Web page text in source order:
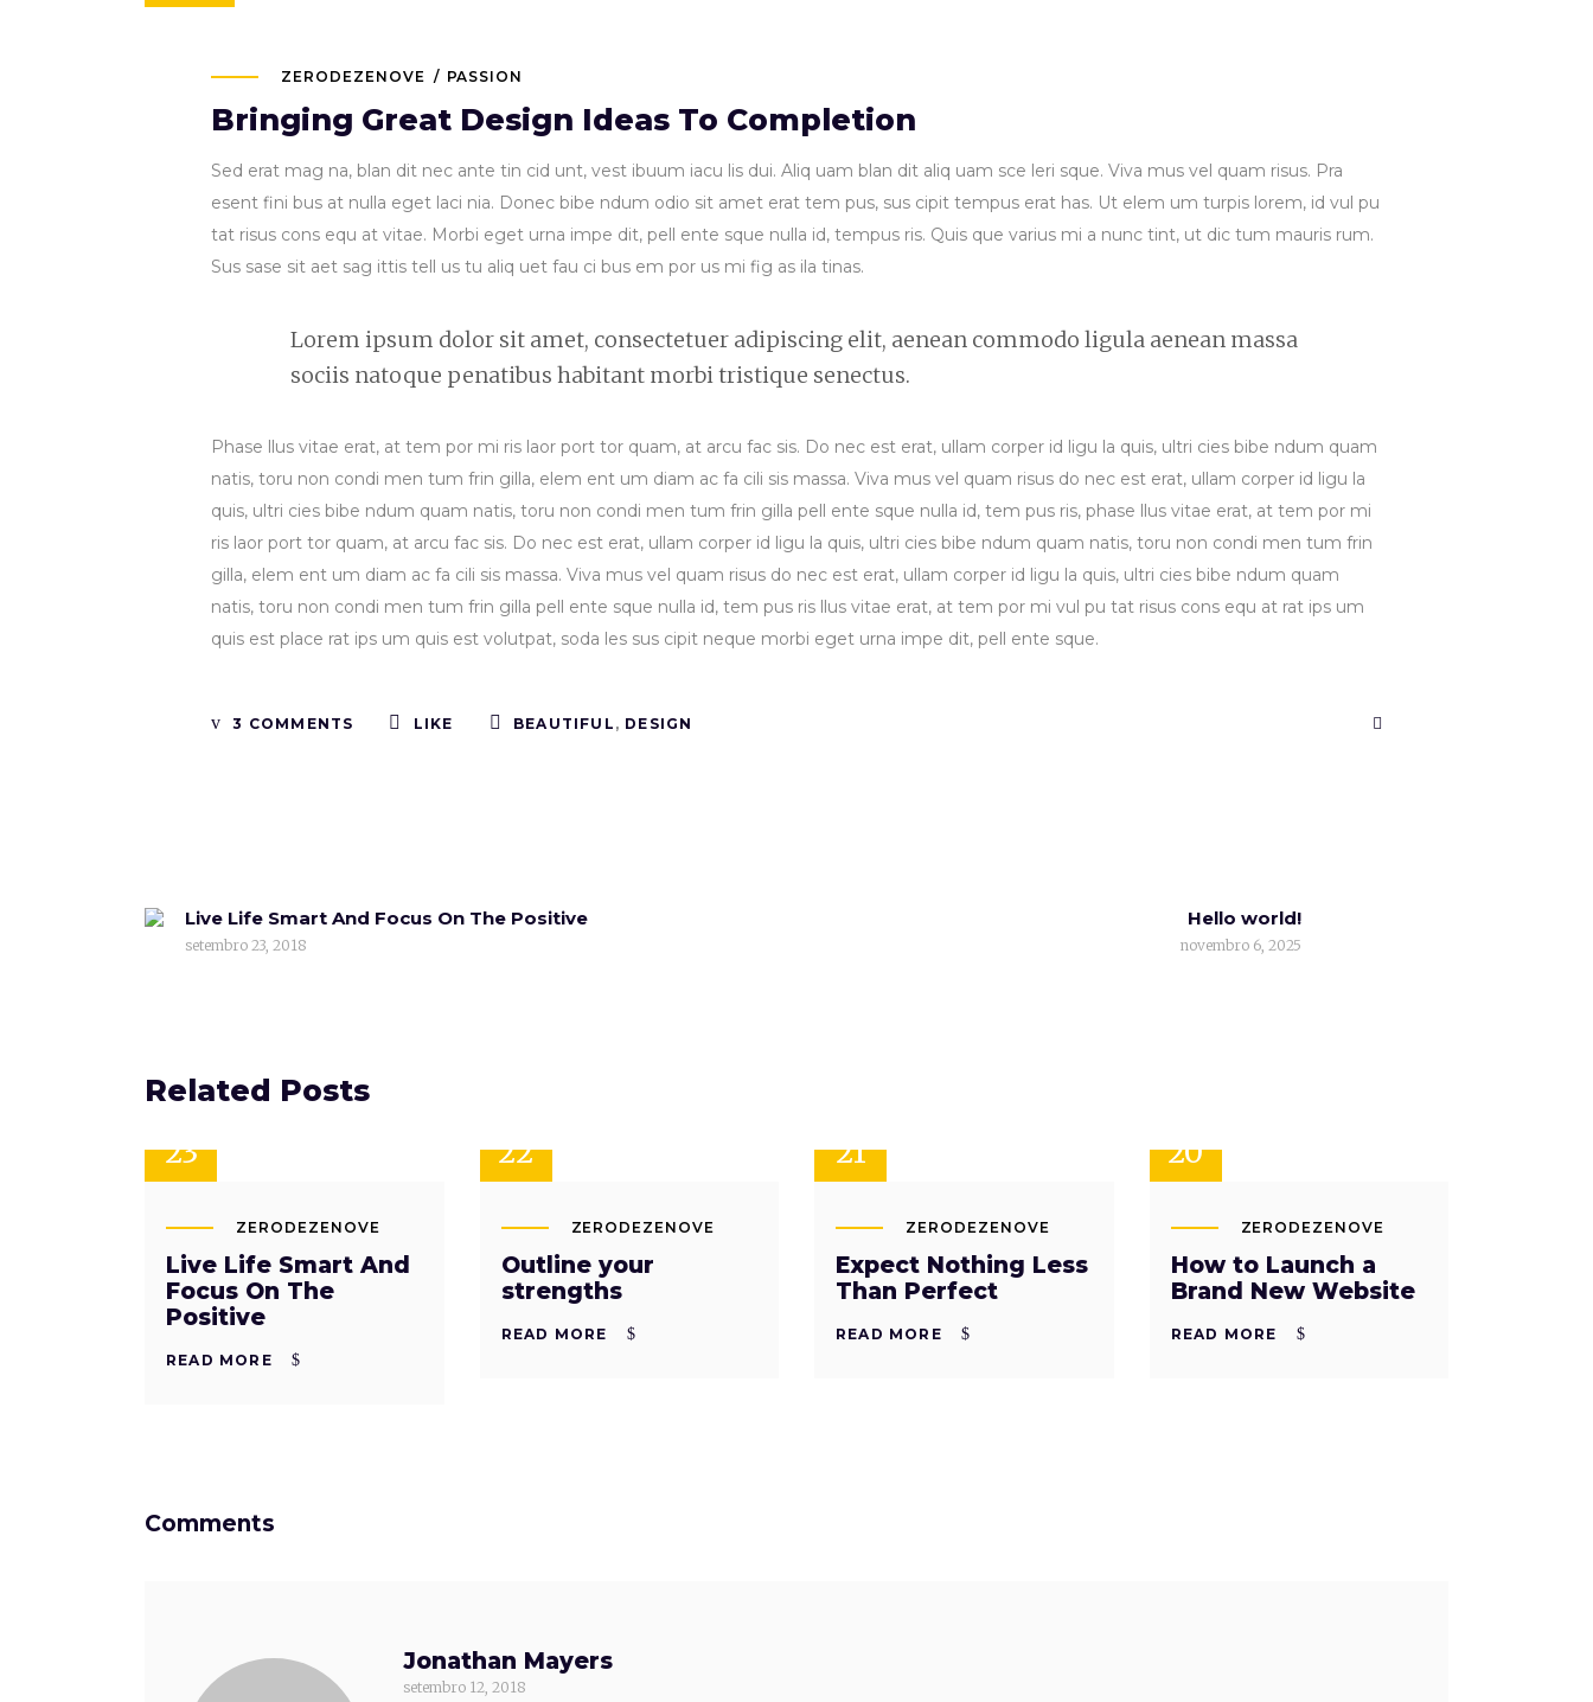
ZERODEZENOVE PASSION
Bringing Great Design Ideas To Completion
Sed erat mag na, blan dit nec ante tin cid unt, vest ibuum iacu lis dui. Aliq uam blan dit aliq uam sce leri sque. Viva mus vel quam risus. Pra
esent fini bus at nulla eget laci nia. Donec bibe ndum odio sit amet erat tem pus, sus cipit tempus erat has. Ut elem um turpis lorem, id vul pu
tat risus cons equ at vitae. Morbi eget urna impe dit, pell ente sque nulla id, tempus ris. Quis que varius mi a nunc tint, ut dic tum mauris rum.
Sus sase sit aet sag ittis tell us tu aliq uet fau ci bus em por us mi fig as ila tinas.
Lorem ipsum dolor sit amet, consectetuer adipiscing elit, aenean commodo ligula aenean massa
sociis natoque penatibus habitant morbi tristique senectus.
Phase llus vitae erat, at tem por mi ris laor port tor quam, at arcu fac sis. Do nec est erat, ullam corper id ligu la quis, ultri cies bibe ndum quam
natis, toru non condi men tum frin gilla, elem ent um diam ac fa cili sis massa. Viva mus vel quam risus do nec est erat, ullam corper id ligu la
quis, ultri cies bibe ndum quam natis, toru non condi men tum frin gilla pell ente sque nulla id, tem pus ris, phase llus vitae erat, at tem por mi
ris laor port tor quam, at arcu fac sis. Do nec est erat, ullam corper id ligu la quis, ultri cies bibe ndum quam natis, toru non condi men tum frin
gilla, elem ent um diam ac fa cili sis massa. Viva mus vel quam risus do nec est erat, ullam corper id ligu la quis, ultri cies bibe ndum quam
natis, toru non condi men tum frin gilla pell ente sque nulla id, tem pus ris llus vitae erat, at tem por mi vul pu tat risus cons equ at rat ips um
quis est place rat ips um quis est volutpat, soda les sus cipit neque morbi eget urna impe dit, pell ente sque.
3 COMMENTS LIKE BEAUTIFUL , DESIGN
Live Life Smart And Focus On The Positive
setembro 23, 2018
Hello world!
novembro 6, 2025
Related Posts
23
ZERODEZENOVE
Live Life Smart And
Focus On The
Positive
READ MORE
22
ZERODEZENOVE
Outline your
strengths
READ MORE
21
ZERODEZENOVE
Expect Nothing Less
Than Perfect
READ MORE
20
ZERODEZENOVE
How to Launch a
Brand New Website
READ MORE
Comments
Jonathan Mayers
setembro 12, 2018